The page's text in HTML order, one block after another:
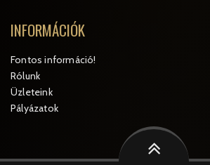
INFORMÁCIÓK
Fontos információ!
Rólunk
Üzleteink
Pályázatok